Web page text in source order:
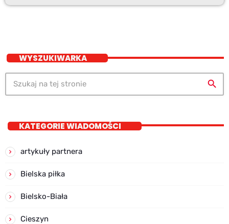
WYSZUKIWARKA
search
KATEGORIE WIADOMOŚCI
artykuły partnera
Bielska piłka
Bielsko-Biała
Cieszyn